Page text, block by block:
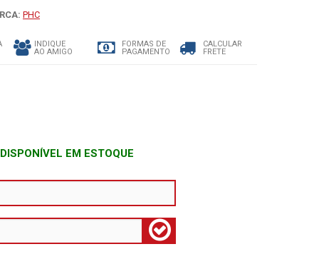
PHC
INDIQUE
AO AMIGO
FORMAS DE
PAGAMENTO
CALCULAR
FRETE
EM ESTOQUE